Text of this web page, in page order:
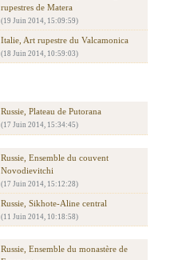
rupestres de Matera
(19 Juin 2014, 15:09:59)
Italie, Art rupestre du Valcamonica
(18 Juin 2014, 10:59:03)
Russie, Plateau de Putorana
(17 Juin 2014, 15:34:45)
Russie, Ensemble du couvent
Novodievitchi
(17 Juin 2014, 15:12:28)
Russie, Sikhote-Aline central
(11 Juin 2014, 10:18:58)
Russie, Ensemble du monastère de